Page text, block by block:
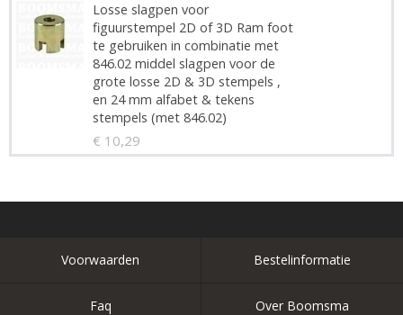
Losse slagpen voor
figuurstempel 2D of 3D Ram foot
te gebruiken in combinatie met
846.02 middel slagpen voor de
grote losse 2D & 3D stempels ,
en 24 mm alfabet & tekens
stempels (met 846.02)
€ 10,29
Voorwaarden Bestelinformatie
Faq Over Boomsma